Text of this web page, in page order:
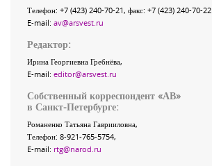
Телефон: +7 (423) 240-70-21, факс: +7 (423) 240-70-22
E-mail: av@arsvest.ru
Редактор:
Ирина Георгиевна Гребнёва,
E-mail: editor@arsvest.ru
Собственный корреспондент «АВ»
в Санкт-Петербурге:
Романенко Татьяна Гаврииловна,
Телефон: 8-921-765-5754,
E-mail: rtg@narod.ru